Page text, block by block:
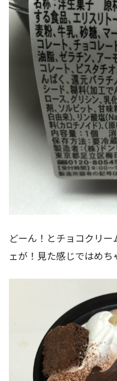
どーん！とチョコクリ
ェが！見た感じではめ